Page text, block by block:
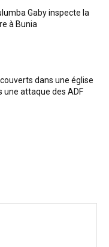
Gaby inspecte la
à Bunia
dans une église
une attaque des ADF